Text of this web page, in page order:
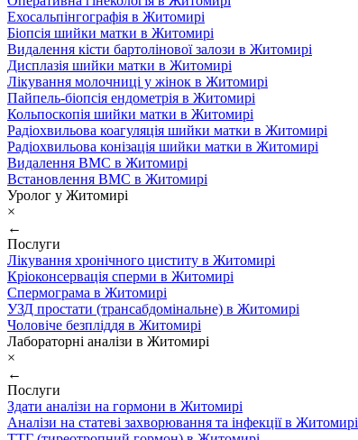
Ехосальпінгографія в Житомирі
Біопсія шийки матки в Житомирі
Видалення кісти бартолінової залози в Житомирі
Дисплазія шийки матки в Житомирі
Лікування молочниці у жінок в Житомирі
Пайпель-біопсія ендометрія в Житомирі
Кольпоскопія шийки матки в Житомирі
Радіохвильова коагуляція шийки матки в Житомирі
Радіохвильова конізація шийки матки в Житомирі
Видалення ВМС в Житомирі
Встановлення ВМС в Житомирі
Уролог у Житомирі
×
←
Послуги
Лікування хронічного циститу в Житомирі
Кріоконсервація сперми в Житомирі
Спермограма в Житомирі
УЗД простати (трансабдомінальне) в Житомирі
Чоловіче безпліддя в Житомирі
Лабораторні аналізи в Житомирі
×
←
Послуги
Здати аналізи на гормони в Житомирі
Аналізи на статеві захворювання та інфекції в Житомирі